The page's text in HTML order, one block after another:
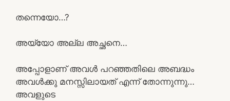
തന്നെയോ…?
അയ്യോ അല്ല അച്ഛനെ…
അപ്പോളാണ് അവൾ പറഞ്ഞതിലെ അബദ്ധം
അവൾക്കു മനസ്സിലായത് എന്ന് തോന്നുന്നു…
അവളുടെ